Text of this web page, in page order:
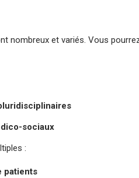
nombreux et variés. Vous
sociaux
:
patients